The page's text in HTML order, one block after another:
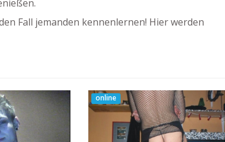
Fall jemanden kennenlernen! Hier werden
online